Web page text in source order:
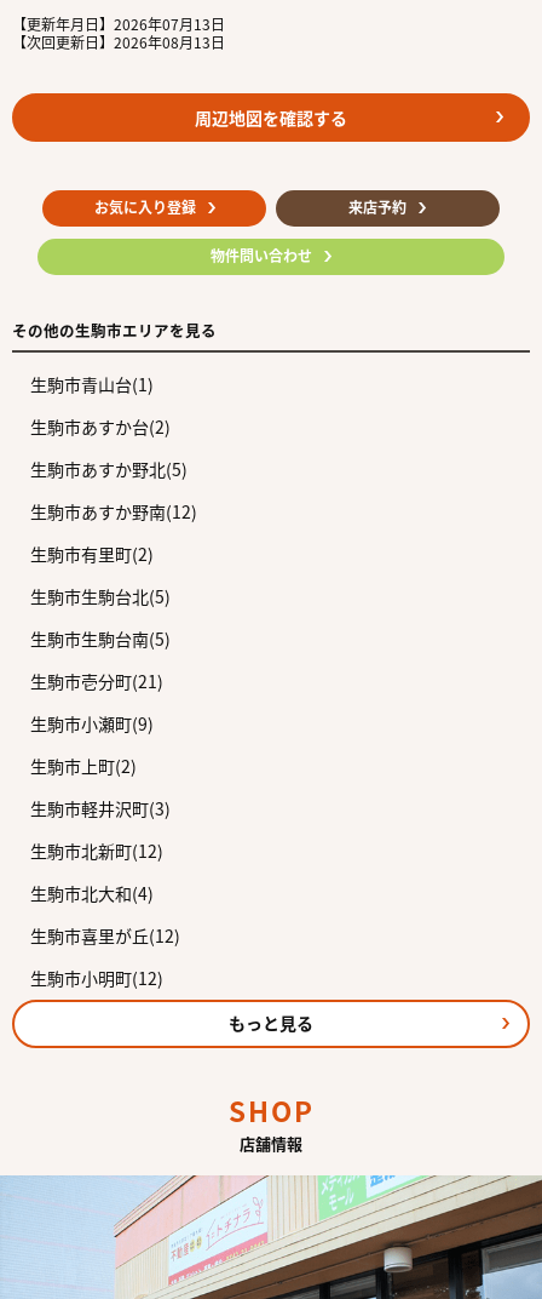
【更新年月日】2026年07月13日
【次回更新日】2026年08月13日
周辺地図を確認する
お気に入り登録 来店予約
物件問い合わせ
その他の生駒市エリアを見る
生駒市青山台(1)
生駒市あすか台(2)
生駒市あすか野北(5)
生駒市あすか野南(12)
生駒市有里町(2)
生駒市生駒台北(5)
生駒市生駒台南(5)
生駒市壱分町(21)
生駒市小瀬町(9)
生駒市上町(2)
生駒市軽井沢町(3)
生駒市北新町(12)
生駒市北大和(4)
生駒市喜里が丘(12)
生駒市小明町(12)
もっと見る
SHOP
店舗情報